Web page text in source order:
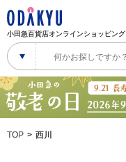
小田急百貨店オンラインショッピング
TOP 西川